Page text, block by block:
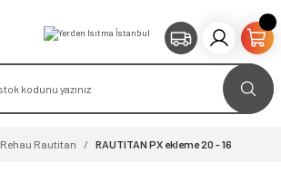
Rehau Rautitan RAUTITAN PX ekleme 20 - 16